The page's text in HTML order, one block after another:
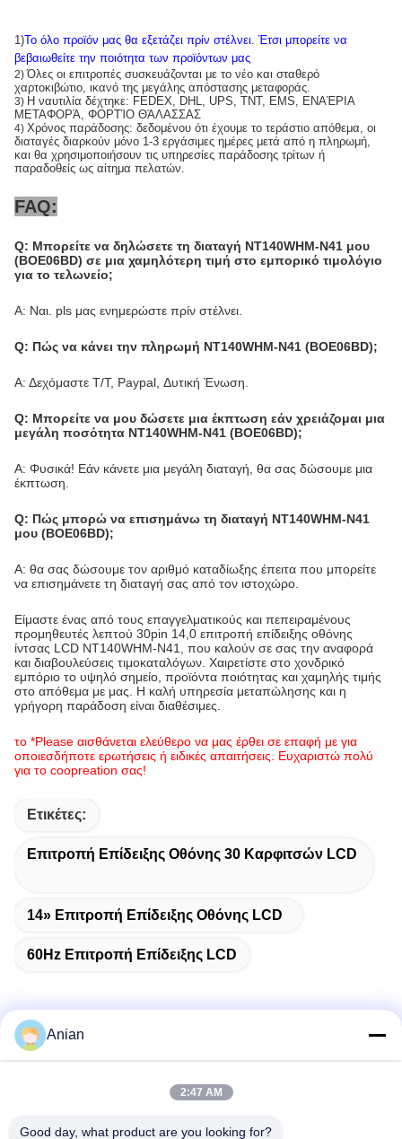
1)Το όλο προϊόν μας θα εξετάζει πρίν στέλνει. Έτσι μπορείτε να
βεβαιωθείτε την ποιότητα των προϊόντων μας
2)Όλες οι επιτροπές συσκευάζονται με το νέο και σταθερό
χαρτοκιβώτιο, ικανό της μεγάλης απόστασης μεταφοράς.
3) Η ναυτιλία δέχτηκε: FEDEX, DHL, UPS, TNT, EMS, ΕΝΑΈΡΙΑ
ΜΕΤΑΦΟΡΆ, ΦΟΡΤΊΟ ΘΆΛΑΣΣΑΣ
4) Χρόνος παράδοσης: δεδομένου ότι έχουμε το τεράστιο απόθεμα, οι
διαταγές διαρκούν μόνο 1-3 εργάσιμες ημέρες μετά από η πληρωμή,
και θα χρησιμοποιήσουν τις υπηρεσίες παράδοσης τρίτων ή
παραδοθείς ως αίτημα πελατών.
FAQ:
Q: Μπορείτε να δηλώσετε τη διαταγή NT140WHM-N41 μου
(BOE06BD) σε μια χαμηλότερη τιμή στο εμπορικό τιμολόγιο
για το τελωνείο;
Α: Ναι. pls μας ενημερώστε πρίν στέλνει.
Q: Πώς να κάνει την πληρωμή NT140WHM-N41 (BOE06BD);
Α: Δεχόμαστε T/T, Paypal, Δυτική Ένωση.
Q: Μπορείτε να μου δώσετε μια έκπτωση εάν χρειάζομαι μια
μεγάλη ποσότητα NT140WHM-N41 (BOE06BD);
Α: Φυσικά! Εάν κάνετε μια μεγάλη διαταγή, θα σας δώσουμε μια
έκπτωση.
Q: Πώς μπορώ να επισημάνω τη διαταγή NT140WHM-N41
μου (BOE06BD);
Α: θα σας δώσουμε τον αριθμό καταδίωξης έπειτα που μπορείτε
να επισημάνετε τη διαταγή σας από τον ιστοχώρο.
Είμαστε ένας από τους επαγγελματικούς και πεπειραμένους
προμηθευτές λεπτού 30pin 14,0 επιτροπή επίδειξης οθόνης
ίντσας LCD NT140WHM-N41, που καλούν σε σας την αναφορά
και διαβουλεύσεις τιμοκαταλόγων. Χαιρετίστε στο χονδρικό
εμπόριο το υψηλό σημείο, προϊόντα ποιότητας και χαμηλής τιμής
στο απόθεμα με μας. Η καλή υπηρεσία μεταπώλησης και η
γρήγορη παράδοση είναι διαθέσιμες.
το *Please αισθάνεται ελεύθερο να μας έρθει σε επαφή με για
οποιεσδήποτε ερωτήσεις ή ειδικές απαιτήσεις. Ευχαριστώ πολύ
για το coopreation σας!
Ετικέτες:
Επιτροπή Επίδειξης Οθόνης 30 Καρφιτσών LCD
14» Επιτροπή Επίδειξης Οθόνης LCD
60Hz Επιτροπή Επίδειξης LCD
Γρήγορη επικοινωνία
Κτίριο Α, Κτίριο VERSINO, Νέα Περιοχή Longhua, Σενζέν
Anian
2:47 AM
Good day, what product are you looking for?